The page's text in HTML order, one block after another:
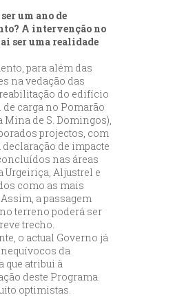
um ano de
A intervenção no
ser uma realidade
para além das
na vedação das
do edifício
carga no Pomarão
Mina de S. Domingos),
projectos, com
declaração de impacte
nas áreas
Urgeiriça, Aljustrel e
como as mais
a passagem
terreno poderá ser
trecho.
o actual Governo já
da
que atribui à
deste Programa.
optimistas.